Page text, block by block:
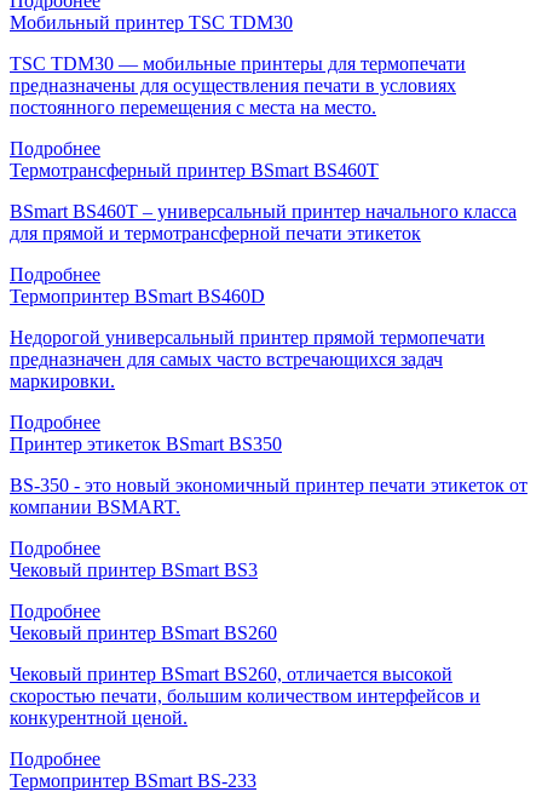
Мобильный принтер TSC TDM30
TSC TDM30 — мобильные принтеры для термопечати
предназначены для осуществления печати в условиях
постоянного перемещения с места на место.
Подробнее
Термотрансферный принтер BSmart BS460T
BSmart BS460T – универсальный принтер начального класса
для прямой и термотрансферной печати этикеток
Подробнее
Термопринтер BSmart BS460D
Недорогой универсальный принтер прямой термопечати
предназначен для самых часто встречающихся задач
маркировки.
Подробнее
Принтер этикеток BSmart BS350
BS-350 - это новый экономичный принтер печати этикеток от
компании BSMART.
Подробнее
Чековый принтер BSmart BS3
Подробнее
Чековый принтер BSmart BS260
Чековый принтер BSmart BS260, отличается высокой
скоростью печати, большим количеством интерфейсов и
конкурентной ценой.
Подробнее
Термопринтер BSmart BS-233